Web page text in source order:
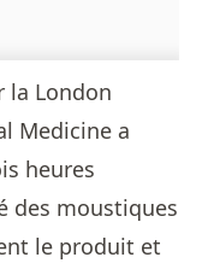
la London
Medicine a
heures
des moustiques
le produit et